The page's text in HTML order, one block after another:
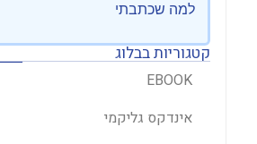
למה שכתבתי
קטגוריות בבלוג
EBOOK
אינדקס גליקמי